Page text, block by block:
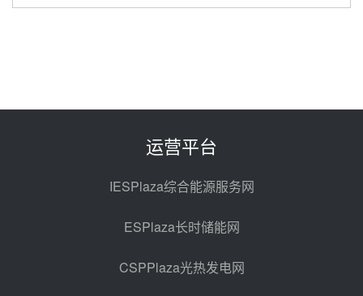
100MW光工程性能试验采购
光热示范电站二列蒸汽发生器设备
亚核阀业中标天山北麓100MW光
热发电工程EPC总承包项目熔盐截
止阀、熔盐三偏心蝶阀采购
08-05 17:15
运营平台
IESPlaza综合能源服务网
ESPlaza长时储能网
CSPPlaza光热发电网